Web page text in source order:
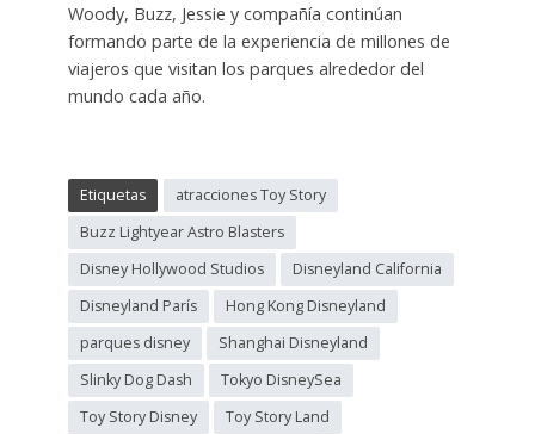
Woody, Buzz, Jessie y compañía continúan
formando parte de la experiencia de millones de
viajeros que visitan los parques alrededor del
mundo cada año.
Etiquetas
atracciones Toy Story
Buzz Lightyear Astro Blasters
Disney Hollywood Studios
Disneyland California
Disneyland París
Hong Kong Disneyland
parques disney
Shanghai Disneyland
Slinky Dog Dash
Tokyo DisneySea
Toy Story Disney
Toy Story Land